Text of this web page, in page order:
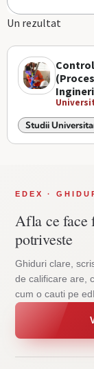
Un rezultat
Studii
EDEX ·
Afla ce face
potriveste
Ghiduri clare,
de calificare are,
cum o cauti pe